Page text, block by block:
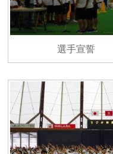
選手宣誓